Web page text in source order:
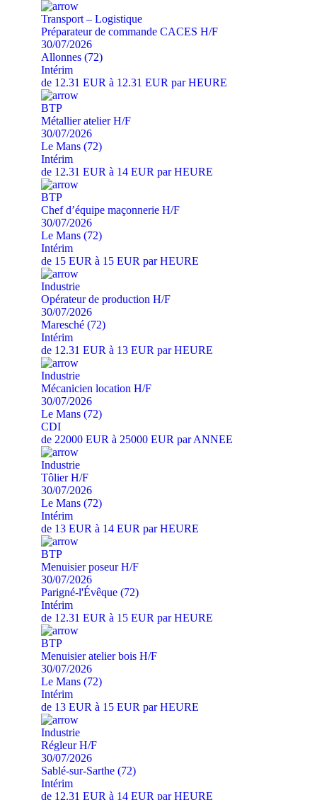
Transport – Logistique
Préparateur de commande CACES H/F
30/07/2026
Allonnes (72)
Intérim
de 12.31 EUR à 12.31 EUR par HEURE
BTP
Métallier atelier H/F
30/07/2026
Le Mans (72)
Intérim
de 12.31 EUR à 14 EUR par HEURE
BTP
Chef d’équipe maçonnerie H/F
30/07/2026
Le Mans (72)
Intérim
de 15 EUR à 15 EUR par HEURE
Industrie
Opérateur de production H/F
30/07/2026
Maresché (72)
Intérim
de 12.31 EUR à 13 EUR par HEURE
Industrie
Mécanicien location H/F
30/07/2026
Le Mans (72)
CDI
de 22000 EUR à 25000 EUR par ANNEE
Industrie
Tôlier H/F
30/07/2026
Le Mans (72)
Intérim
de 13 EUR à 14 EUR par HEURE
BTP
Menuisier poseur H/F
30/07/2026
Parigné-l'Évêque (72)
Intérim
de 12.31 EUR à 15 EUR par HEURE
BTP
Menuisier atelier bois H/F
30/07/2026
Le Mans (72)
Intérim
de 13 EUR à 15 EUR par HEURE
Industrie
Régleur H/F
30/07/2026
Sablé-sur-Sarthe (72)
Intérim
de 12.31 EUR à 14 EUR par HEURE